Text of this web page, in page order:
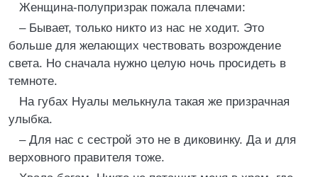
Женщина-полупризрак пожала плечами:
– Бывает, только никто из нас не ходит. Это
больше для желающих чествовать возрождение
света. Но сначала нужно целую ночь просидеть в
темноте.
На губах Нуалы мелькнула такая же призрачная
улыбка.
– Для нас с сестрой это не в диковинку. Да и для
верховного правителя тоже.